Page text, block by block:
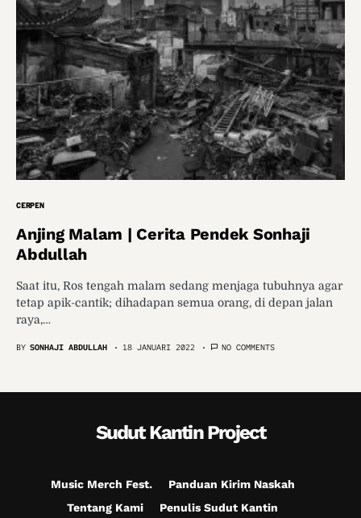
CERPEN
Anjing Malam | Cerita Pendek Sonhaji
Abdullah
Saat itu, Ros tengah malam sedang menjaga tubuhnya agar
tetap apik-cantik; dihadapan semua orang, di depan jalan
raya,…
BY SONHAJI ABDULLAH 18 JANUARI 2022 NO COMMENTS
Sudut Kantin Project
Music Merch Fest.
Panduan Kirim Naskah
Tentang Kami
Penulis Sudut Kantin